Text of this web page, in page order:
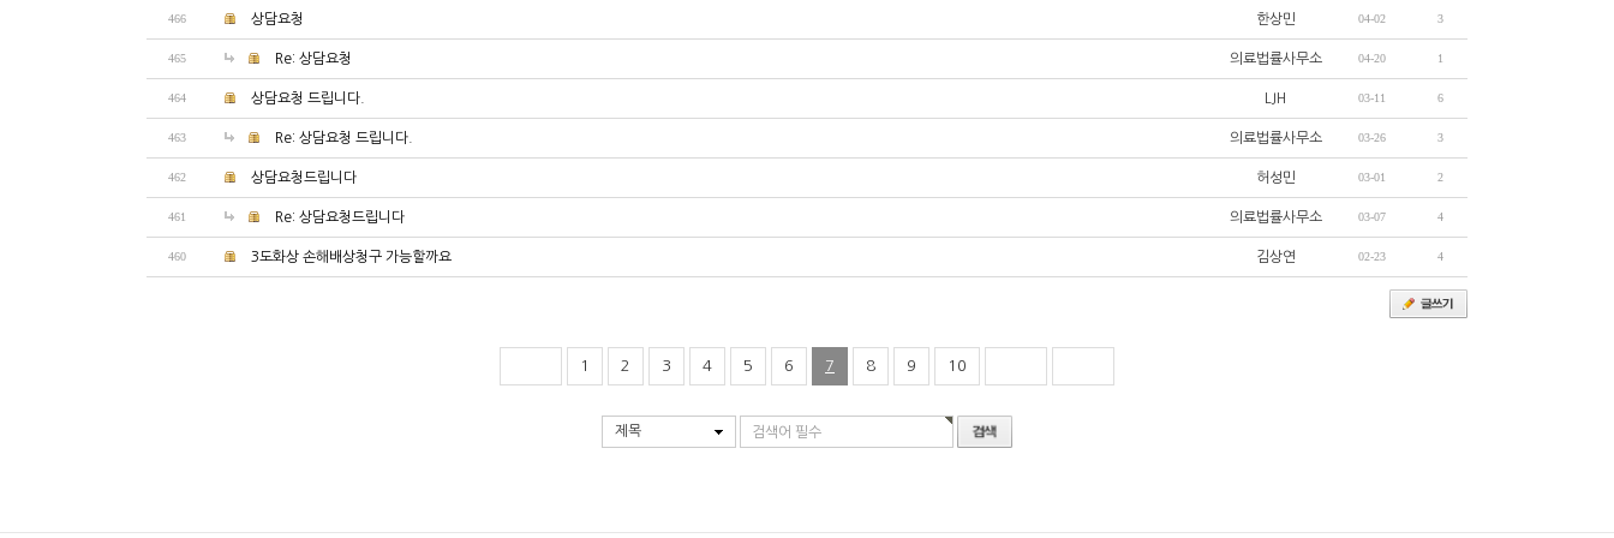
466 상담요청 한상민 04-02 3
465 Re: 상담요청 의료법률사무소 04-20 1
464 상담요청 드립니다. LJH 03-11 6
463 Re: 상담요청 드립니다. 의료법률사무소 03-26 3
462 상담요청드립니다 허성민 03-01 2
461 Re: 상담요청드립니다 의료법률사무소 03-07 4
460 3도화상 손해배상청구 가능할까요 김상연 02-23 4
1 2 3 4 5 6 7 8 9 10
제목 검색어 필수